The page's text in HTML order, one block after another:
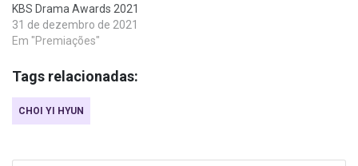
KBS Drama Awards 2021
31 de dezembro de 2021
Em "Premiações"
Tags relacionadas:
CHOI YI HYUN